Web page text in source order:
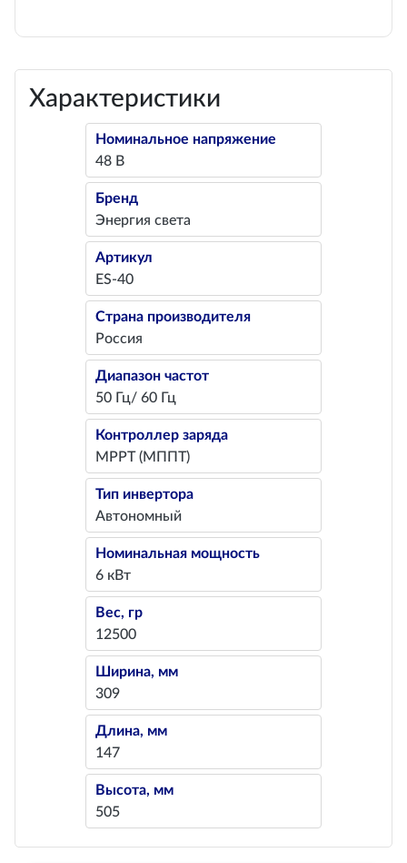
Характеристики
Номинальное напряжение
48 В
Бренд
Энергия света
Артикул
ES-40
Страна производителя
Россия
Диапазон частот
50 Гц/ 60 Гц
Контроллер заряда
MPPT (МППТ)
Тип инвертора
Автономный
Номинальная мощность
6 кВт
Вес, гр
12500
Ширина, мм
309
Длина, мм
147
Высота, мм
505